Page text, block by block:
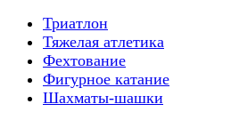
Триатлон
Тяжелая атлетика
Фехтование
Фигурное катание
Шахматы-шашки